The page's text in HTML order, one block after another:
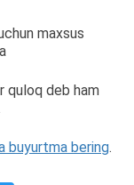
maxsus
quloq deb ham
buyurtma bering.